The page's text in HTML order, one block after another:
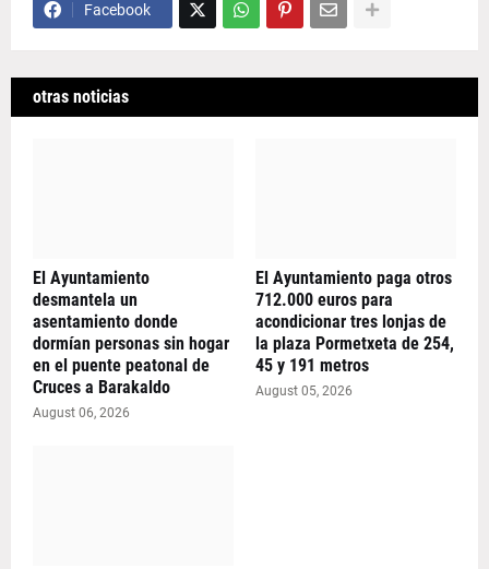
Facebook
otras noticias
El Ayuntamiento
desmantela un
asentamiento donde
dormían personas sin hogar
en el puente peatonal de
Cruces a Barakaldo
August 06, 2026
El Ayuntamiento paga otros
712.000 euros para
acondicionar tres lonjas de
la plaza Pormetxeta de 254,
45 y 191 metros
August 05, 2026